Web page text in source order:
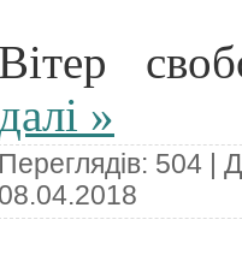
Вітер
далі »
Переглядів: 504 |
08.04.2018